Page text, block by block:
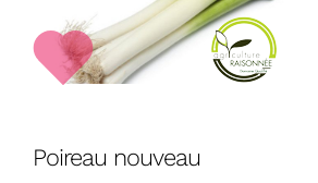
Poireau nouveau